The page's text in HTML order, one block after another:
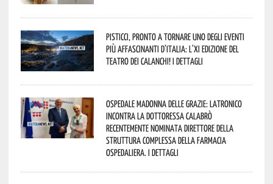
Pisticci, pronto a tornare uno degli eventi
più affascinanti d’Italia: l’XI edizione del
Teatro dei Calanchi! I dettagli
Ospedale Madonna delle Grazie: Latronico
incontra la dottoressa Calabrò
recentemente nominata Direttore della
Struttura Complessa della Farmacia
Ospedaliera. I dettagli